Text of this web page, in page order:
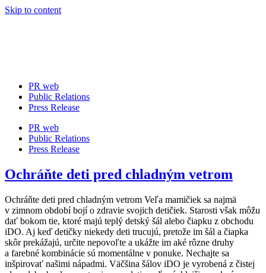
Skip to content
PR web
Public Relations
Press Release
PR web
Public Relations
Press Release
Ochráňte deti pred chladným vetrom
Ochráňte deti pred chladným vetrom Veľa mamičiek sa najmä
v zimnom období bojí o zdravie svojich detičiek. Starosti však môžu
dať bokom tie, ktoré majú teplý detský šál alebo čiapku z obchodu
iDO. Aj keď detičky niekedy deti trucujú, pretože im šál a čiapka
skôr prekážajú, určite nepovoľte a ukážte im aké rôzne druhy
a farebné kombinácie sú momentálne v ponuke. Nechajte sa
inšpirovať našimi nápadmi. Väčšina šálov iDO je vyrobená z čistej